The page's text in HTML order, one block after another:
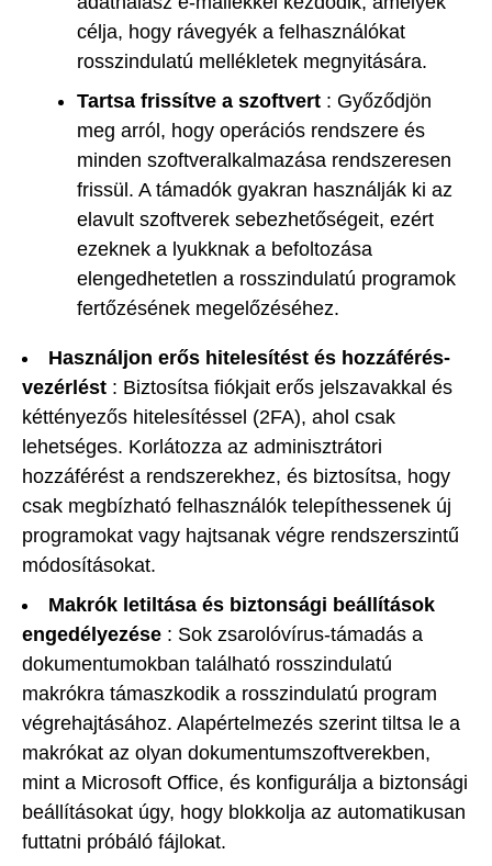
célja, hogy rávegyék a felhasználókat
rosszindulatú mellékletek megnyitására.
Tartsa frissítve a szoftvert : Győződjön
meg arról, hogy operációs rendszere és
minden szoftveralkalmazása rendszeresen
frissül. A támadók gyakran használják ki az
elavult szoftverek sebezhetőségeit, ezért
ezeknek a lyukknak a befoltozása
elengedhetetlen a rosszindulatú programok
fertőzésének megelőzéséhez.
Használjon erős hitelesítést és hozzáférés-
vezérlést : Biztosítsa fiókjait erős jelszavakkal és
kéttényezős hitelesítéssel (2FA), ahol csak
lehetséges. Korlátozza az adminisztrátori
hozzáférést a rendszerekhez, és biztosítsa, hogy
csak megbízható felhasználók telepíthessenek új
programokat vagy hajtsanak végre rendszerszintű
módosításokat.
Makrók letiltása és biztonsági beállítások
engedélyezése : Sok zsarolóvírus-támadás a
dokumentumokban található rosszindulatú
makrókra támaszkodik a rosszindulatú program
végrehajtásához. Alapértelmezés szerint tiltsa le a
makrókat az olyan dokumentumszoftverekben,
mint a Microsoft Office, és konfigurálja a biztonsági
beállításokat úgy, hogy blokkolja az automatikusan
futtatni próbáló fájlokat.